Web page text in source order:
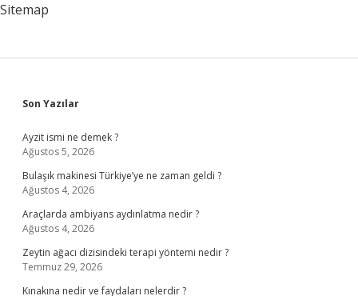
Sitemap
Sidebar
Son Yazılar
Ayzit ismi ne demek ?
Ağustos 5, 2026
Bulaşık makinesi Türkiye’ye ne zaman geldi ?
Ağustos 4, 2026
Araçlarda ambiyans aydınlatma nedir ?
Ağustos 4, 2026
Zeytin ağacı dizisindeki terapi yöntemi nedir ?
Temmuz 29, 2026
Kınakına nedir ve faydaları nelerdir ?